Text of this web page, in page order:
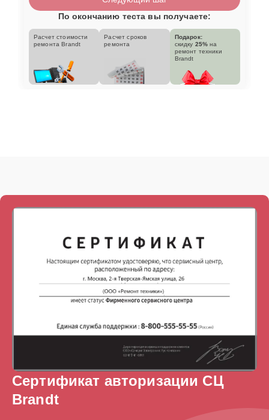
По окончанию теста вы получаете:
Расчет стоимости
ремонта Brandt
Расчет сроков
ремонта
Подарок:
скидку 25% на
ремонт техники
Brandt
Сертификат авторизации СЦ
Brandt